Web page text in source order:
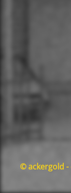
© ackergold